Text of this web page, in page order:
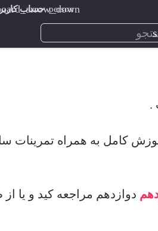
person حساب
.
کامل به همراه
دوازدهم مراجعه کید و یا